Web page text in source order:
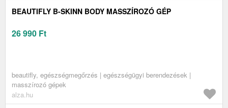
BEAUTIFLY B-SKINN BODY MASSZÍROZÓ GÉP
26 990 Ft
beautifly, egészségmegőrzés | egészségügyi berendezések |
masszírozó gépek
alza.hu